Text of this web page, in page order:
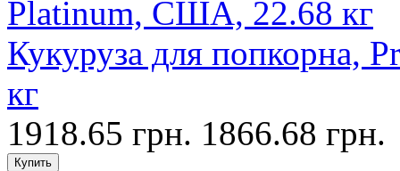
Кукуруза для попкорна,
кг
1918.65 грн. 1866.68 грн.